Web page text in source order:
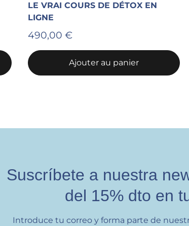
LE VRAI COURS DE DÉTOX EN
LIGNE
490,00 €
Ajouter au panier
Suscríbete a nuestra
del 15% dto en
Introduce tu correo y forma parte de